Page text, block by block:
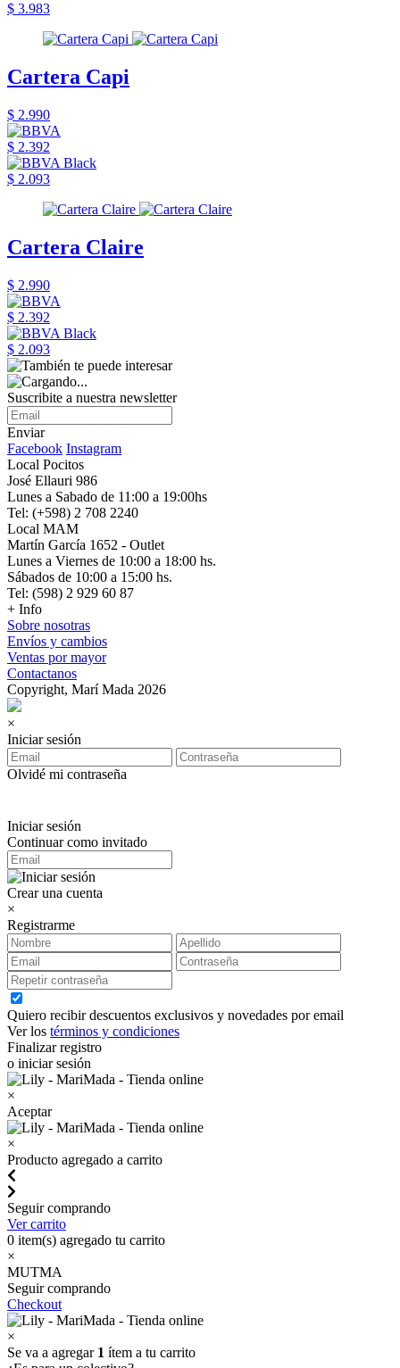
$ 3.983
Cartera Capi
$ 2.990
$ 2.392
$ 2.093
Cartera Claire
$ 2.990
$ 2.392
$ 2.093
Suscribite a nuestra newsletter
Enviar
Facebook Instagram
Local Pocitos
José Ellauri 986
Lunes a Sabado de 11:00 a 19:00hs
Tel: (+598) 2 708 2240
Local MAM
Martín García 1652 - Outlet
Lunes a Viernes de 10:00 a 18:00 hs.
Sábados de 10:00 a 15:00 hs.
Tel: (598) 2 929 60 87
+ Info
Sobre nosotras
Envíos y cambios
Ventas por mayor
Contactanos
Copyright, Marí Mada 2026
×
Iniciar sesión
Olvidé mi contraseña
Iniciar sesión
Continuar como invitado
Crear una cuenta
×
Registrarme
Quiero recibir descuentos exclusivos y novedades por email
Ver los términos y condiciones
Finalizar registro
o iniciar sesión
×
Aceptar
×
Producto agregado a carrito
Seguir comprando
Ver carrito
0 item(s) agregado tu carrito
×
MUTMA
Seguir comprando
Checkout
×
Se va a agregar 1 ítem a tu carrito